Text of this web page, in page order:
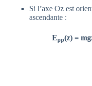
Si l’axe Oz est
ascendante :
Epp(z) =